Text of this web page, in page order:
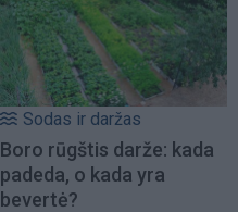
Sodas ir daržas
Boro rūgštis darže: kada
padeda, o kada yra
bevertė?